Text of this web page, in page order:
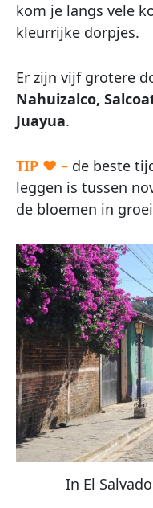
kom je langs vele
kleurrijke dorpjes.
Er zijn vijf grotere
Nahuizalco,
Juayua.
TIP ♥ – de beste
leggen is tussen
de bloemen in
In El